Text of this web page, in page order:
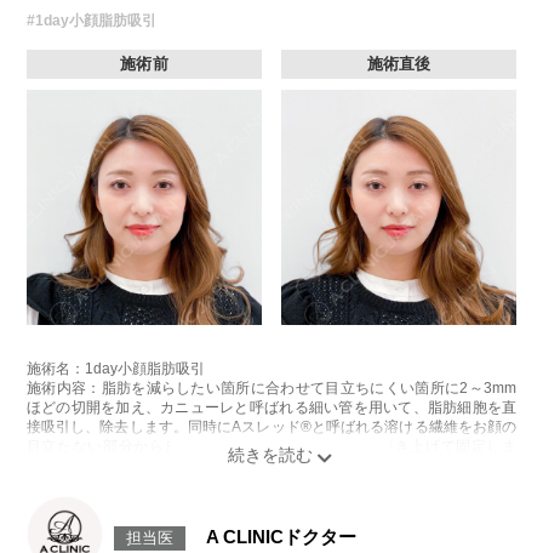
#1day小顔脂肪吸引
施術前 施術直後
施術名：1day小顔脂肪吸引
施術内容：脂肪を減らしたい箇所に合わせて目立ちにくい箇所に2～3mm
ほどの切開を加え、カニューレと呼ばれる細い管を用いて、脂肪細胞を直
接吸引し、除去します。同時にAスレッド®と呼ばれる溶ける繊維をお顔の
目立たない部分から皮下へ挿入し、皮膚を内側から引き上げて固定しま
感などが術後一時的に生じることがございます。また、稀に貧血、細菌感
染症、左右差、施術箇所の知覚鈍麻、ぼこつき、硬結、瘢痕化、色素沈
担当医 A CLINICドクター